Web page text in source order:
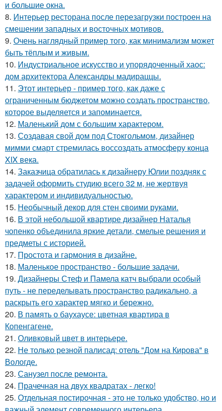
и большие окна.
8. Интерьер ресторана после перезагрузки построен на
смешении западных и восточных мотивов.
9. Очень наглядный пример того, как минимализм может
быть тёплым и живым.
10. Индустриальное искусство и упорядоченный хаос:
дом архитектора Александры мадираццы.
11. Этот интерьер - пример того, как даже с
ограниченным бюджетом можно создать пространство,
которое выделяется и запоминается.
12. Маленький дом с большим характером.
13. Создавая свой дом под Стокгольмом, дизайнер
мимми смарт стремилась воссоздать атмосферу конца
XIX века.
14. Заказчица обратилась к дизайнеру Юлии поздняк с
задачей оформить студию всего 32 м, не жертвуя
характером и индивидуальностью.
15. Необычный декор для стен своими руками.
16. В этой небольшой квартире дизайнер Наталья
чопенко объединила яркие детали, смелые решения и
предметы с историей.
17. Простота и гармония в дизайне.
18. Маленькое пространство - большие задачи.
19. Дизайнеры Стеф и Памела катч выбрали особый
путь - не переделывать пространство радикально, а
раскрыть его характер мягко и бережно.
20. В память о баухаусе: цветная квартира в
Копенгагене.
21. Оливковый цвет в интерьере.
22. Не только резной палисад: отель "Дом на Кирова" в
Вологде.
23. Санузел после ремонта.
24. Прачечная на двух квадратах - легко!
25. Отдельная постирочная - это не только удобство, но и